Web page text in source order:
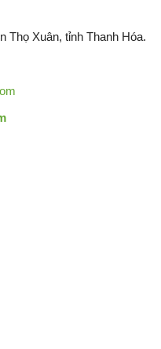
Thọ Xuân, tỉnh Thanh Hóa.